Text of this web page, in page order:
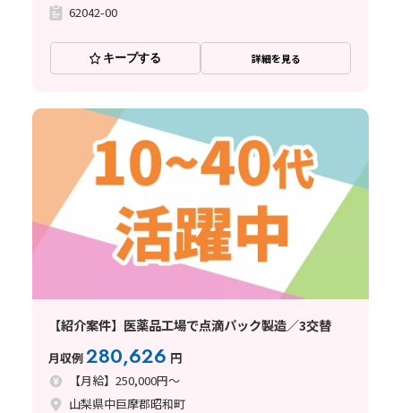
62042-00
キープする 詳細を見る
【紹介案件】医薬品工場で点滴パック製造／3交替
月収例280,626 円
【月給】250,000円～
山梨県中巨摩郡昭和町